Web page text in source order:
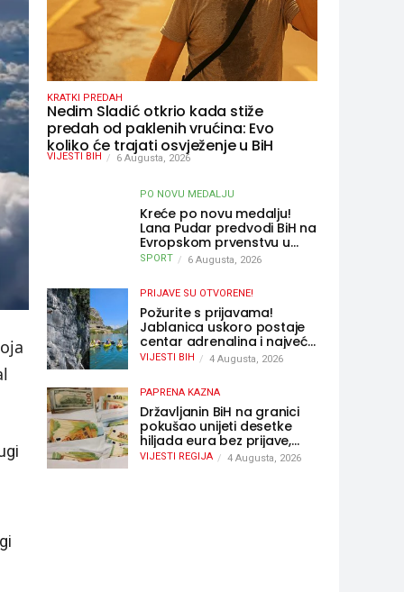
KRATKI PREDAH
Nedim Sladić otkrio kada stiže
predah od paklenih vrućina: Evo
koliko će trajati osvježenje u BiH
VIJESTI BIH 6 Augusta, 2026
PO NOVU MEDALJU
Kreće po novu medalju!
Lana Pudar predvodi BiH na
Evropskom prvenstvu u
Parizu
SPORT 6 Augusta, 2026
PRIJAVE SU OTVORENE!
Požurite s prijavama!
Jablanica uskoro postaje
centar adrenalina i najveće
outdoor avanture ovog
VIJESTI BIH 4 Augusta, 2026
PAPRENA KAZNA
Državljanin BiH na granici
pokušao unijeti desetke
hiljada eura bez prijave,
uslijedila “paprena” kazna
VIJESTI REGIJA 4 Augusta, 2026